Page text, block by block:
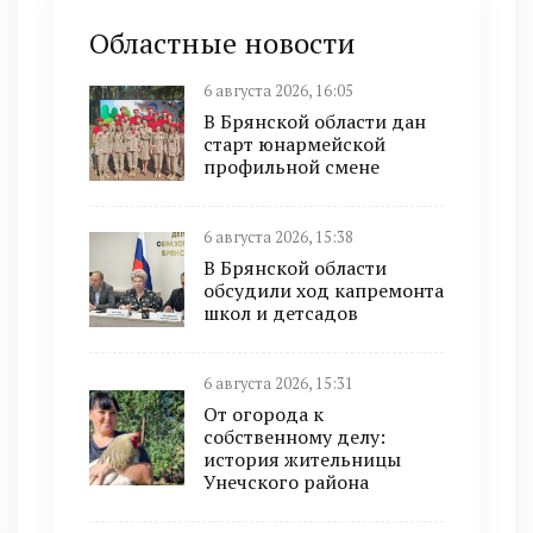
Областные новости
6 августа 2026, 16:05
В Брянской области дан
старт юнармейской
профильной смене
6 августа 2026, 15:38
В Брянской области
обсудили ход капремонта
школ и детсадов
6 августа 2026, 15:31
От огорода к
собственному делу:
история жительницы
Унечского района